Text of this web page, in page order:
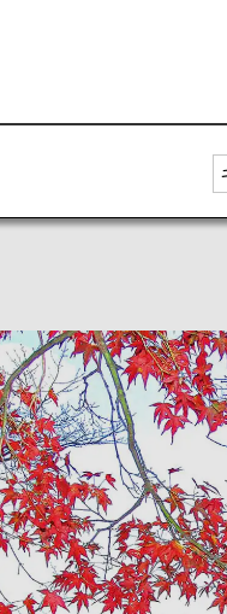
のが特徴。世